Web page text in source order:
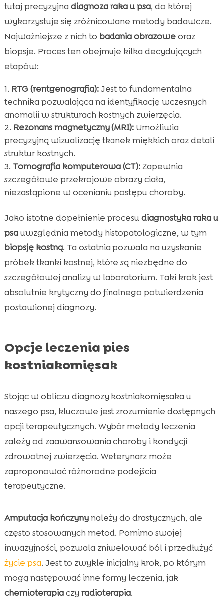
tutaj precyzyjna diagnoza raka u psa, do której
wykorzystuje się zróżnicowane metody badawcze.
Najważniejsze z nich to badania obrazoweoraz
biopsje. Proces ten obejmuje kilka decydujących
etapów:
RTG (rentgenografia):Jest to fundamentalna
technika pozwalająca na identyfikację wczesnych
anomalii w strukturach kostnych zwierzęcia.
Rezonans magnetyczny (MRI):Umożliwia
precyzyjną wizualizację tkanek miękkich oraz detali
struktur kostnych.
Tomografia komputerowa (CT):Zapewnia
szczegółowe przekrojowe obrazy ciała,
niezastąpione w ocenianiu postępu choroby.
Jako istotne dopełnienie procesudiagnostyka raka u
psauwzględnia metody histopatologiczne, w tym
biopsję kostną. Ta ostatnia pozwala na uzyskanie
próbek tkanki kostnej, które są niezbędne do
szczegółowej analizy w laboratorium. Taki krok jest
absolutnie krytyczny do finalnego potwierdzenia
postawionej diagnozy.
Opcje leczenia pies
kostniakomięsak
Stojąc w obliczu diagnozy kostniakomięsaka u
naszego psa, kluczowe jest zrozumienie dostępnych
opcji terapeutycznych. Wybór metody leczenia
zależy od zaawansowania choroby i kondycji
zdrowotnej zwierzęcia. Weterynarz może
zaproponować różnorodne podejścia
terapeutyczne.
Amputacja kończynynależy do drastycznych, ale
często stosowanych metod. Pomimo swojej
inwazyjności, pozwala zniwelować ból i przedłużyć
życie psa. Jest to zwykle inicjalny krok, po którym
mogą następować inne formy leczenia, jak
chemioterapiaczy radioterapia.